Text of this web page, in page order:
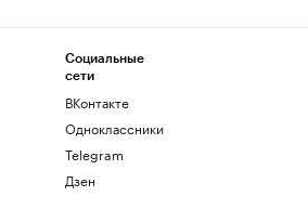
Социальные
сети
ВКонтакте
Одноклассники
Telegram
Дзен